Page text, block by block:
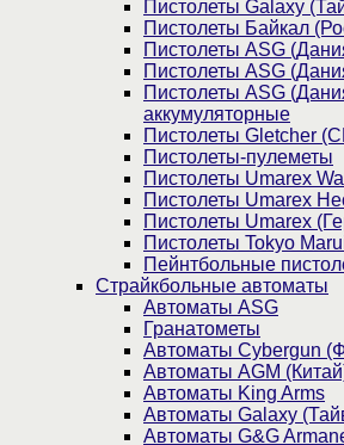
Пистолеты Galaxy
Пистолеты Байкал
Пистолеты ASG
Пистолеты ASG
Пистолеты ASG
аккумуляторные
Пистолеты Gletcher
Пистолеты-пулеметы
Пистолеты Umarex
Пистолеты Umarex
Пистолеты Umarex
Пистолеты Tokyo
Пейнтбольные
Страйкбольные автоматы
Автоматы ASG
Гранатометы
Автоматы Cybergun
Автоматы AGM
Автоматы King Arms
Автоматы Galaxy
Автоматы G&G